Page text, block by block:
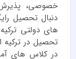
خصوصی،
دنبال تحصیل
های دولتی
تحصیل در
در کلاس های